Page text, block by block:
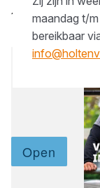
13 juni 2026
maandag t/
bereikbaar